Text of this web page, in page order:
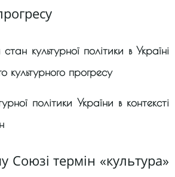
культурної політики в Україні
культурного прогресу
політики України в контексті
Союзі термін «культура»